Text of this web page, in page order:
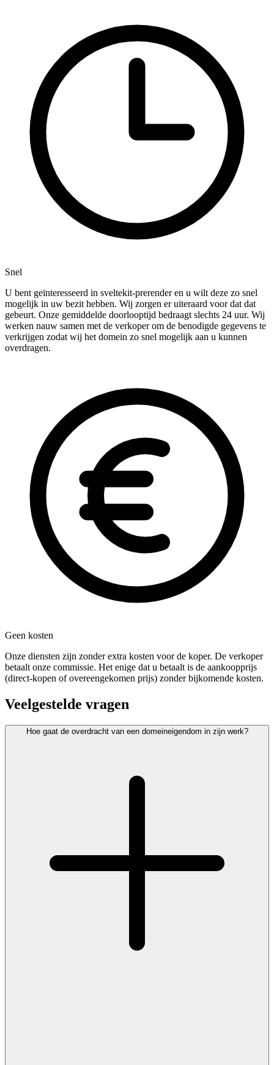
Snel
U bent geïnteresseerd in sveltekit-prerender en u wilt deze zo snel
mogelijk in uw bezit hebben. Wij zorgen er uiteraard voor dat dat
gebeurt. Onze gemiddelde doorlooptijd bedraagt slechts 24 uur. Wij
werken nauw samen met de verkoper om de benodigde gegevens te
verkrijgen zodat wij het domein zo snel mogelijk aan u kunnen
overdragen.
Geen kosten
Onze diensten zijn zonder extra kosten voor de koper. De verkoper
betaalt onze commissie. Het enige dat u betaalt is de aankoopprijs
(direct-kopen of overeengekomen prijs) zonder bijkomende kosten.
Veelgestelde vragen
Hoe gaat de overdracht van een domeineigendom in zijn werk?